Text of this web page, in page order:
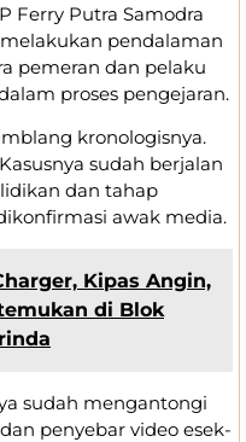
Ferry Putra Samodra
pendalaman
pemeran dan pelaku
proses pengejaran.
kronologisnya.
sudah berjalan
dan tahap
awak media.
Kipas Angin,
di Blok
sudah mengantongi
penyebar video esek-